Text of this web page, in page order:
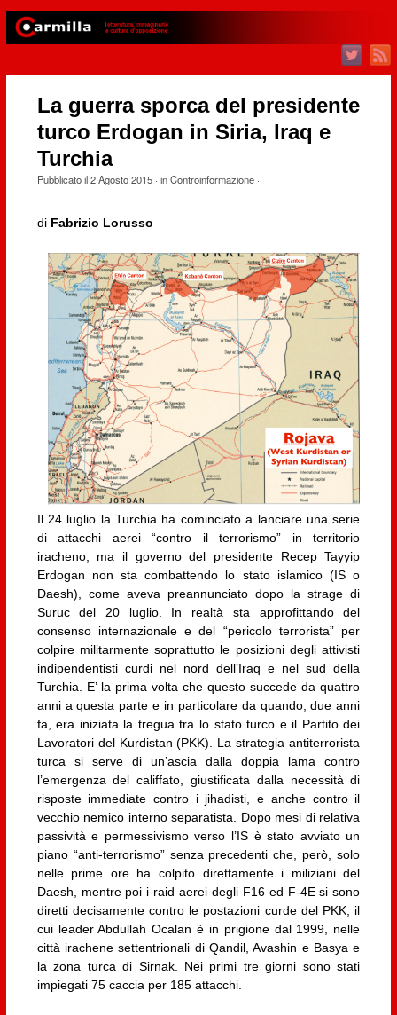
La guerra sporca del presidente
turco Erdogan in Siria, Iraq e
Turchia
Pubblicato il2 Agosto 2015· inControinformazione·
di Fabrizio Lorusso
Il 24 luglio la Turchia ha cominciato a lanciare una serie
di attacchi aerei “contro il terrorismo” in territorio
iracheno, ma il governo del presidente Recep Tayyip
Erdogan non sta combattendo lo stato islamico (IS o
Daesh), come aveva preannunciato dopo la strage di
Suruc del 20 luglio. In realtà sta approfittando del
consenso internazionale e del “pericolo terrorista” per
colpire militarmente soprattutto le posizioni degli attivisti
indipendentisti curdi nel nord dell’Iraq e nel sud della
Turchia. E’ la prima volta che questo succede da quattro
anni a questa parte e in particolare da quando, due anni
fa, era iniziata la tregua tra lo stato turco e il Partito dei
Lavoratori del Kurdistan (PKK). La strategia antiterrorista
turca si serve di un’ascia dalla doppia lama contro
l’emergenza del califfato, giustificata dalla necessità di
risposte immediate contro i jihadisti, e anche contro il
vecchio nemico interno separatista. Dopo mesi di relativa
passività e permessivismo verso l’IS è stato avviato un
piano “anti-terrorismo” senza precedenti che, però, solo
nelle prime ore ha colpito direttamente i miliziani del
Daesh, mentre poi i raid aerei degli F16 ed F-4E si sono
diretti decisamente contro le postazioni curde del PKK, il
cui leader Abdullah Ocalan è in prigione dal 1999, nelle
città irachene settentrionali di Qandil, Avashin e Basya e
la zona turca di Sirnak. Nei primi tre giorni sono stati
impiegati 75 caccia per 185 attacchi.